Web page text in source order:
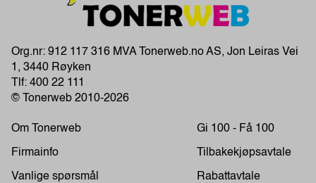
Org.nr: 912 117 316 MVA Tonerweb.no AS, Jon Leiras Vei
1, 3440 Røyken
Tlf: 400 22 111
© Tonerweb 2010-2026
Om Tonerweb
Firmainfo
Vanlige spørsmål
Gi 100 - Få 100
Tilbakekjøpsavtale
Rabattavtale